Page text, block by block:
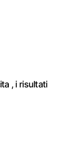
, i risultati